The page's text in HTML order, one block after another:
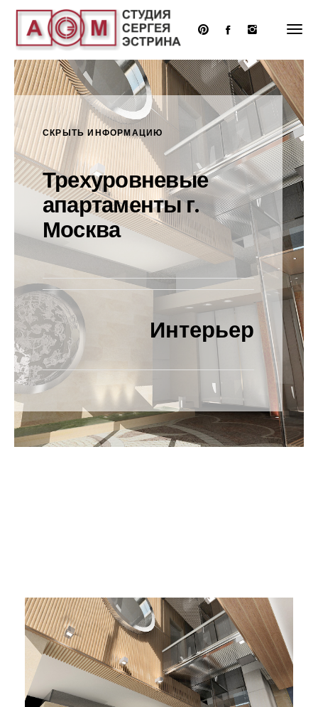
Перейти
основному
содержанию
СКРЫТЬ ИНФОРМАЦИЮ
Трехуровневые
апартаменты г.
Москва
Категория
проекта
Интерьер